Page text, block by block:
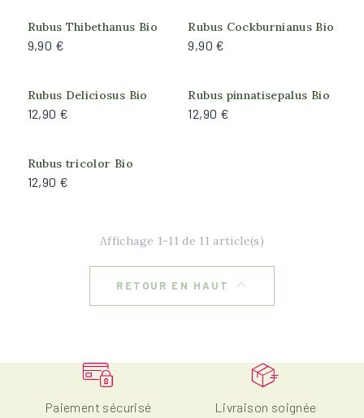
Forte (résiste à -18°C)
Moyenne (résiste à -10°C)
Exposition
Plein soleil
Soleil du matin, Ombre de l'après-midi
Produit actuellement
indisponible
Rubus Thibethanus Bio
9,90 €
Produit actuellement
indisponible
Rubus Cockburnianus Bio
9,90 €
Produit actuellement
indisponible
Rubus Deliciosus Bio
12,90 €
Produit actuellement
indisponible
Rubus pinnatisepalus Bio
12,90 €
Produit actuellement
indisponible
Rubus tricolor Bio
12,90 €
Affichage 1-11 de 11 article(s)
RETOUR EN HAUT
Paiement sécurisé Livraison soignée